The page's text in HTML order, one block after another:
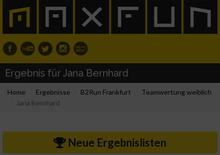
Ergebnis für Jana Bernhard
Home Ergebnisse B2Run Frankfurt
Teamwertung weiblich
Jana Bernhard
Neue Ergebnislisten